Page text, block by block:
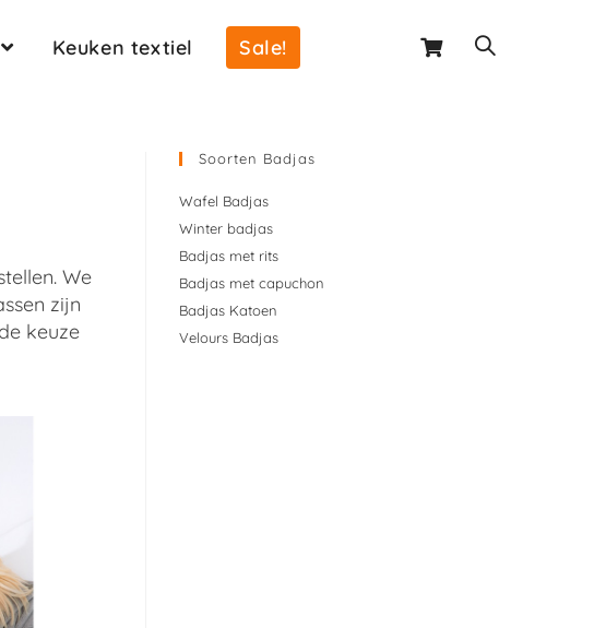
Keuken textiel Sale!
We
zijn
keuze
Soorten Badjas
Wafel Badjas
Winter badjas
Badjas met rits
Badjas met capuchon
Badjas Katoen
Velours Badjas